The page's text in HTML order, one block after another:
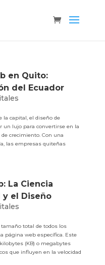
en Quito:
del Ecuador
la capital, el diseño de
un lujo para convertirse en la
crecimiento. Con una
las empresas quiteñas
La Ciencia
y el Diseño
total de todos los
página web específica. Este
(KB) o megabytes
que influyen en la velocidad